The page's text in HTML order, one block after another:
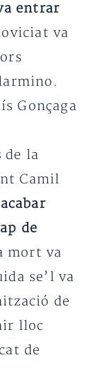
entrar
va
Gonçaga
de la
Camil
de
mort va
se’l va
de
lloc
de